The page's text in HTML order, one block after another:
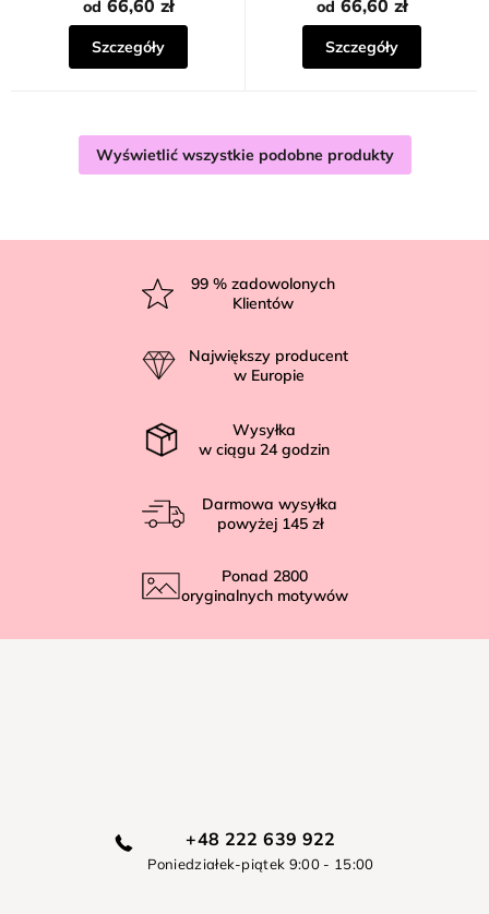
od 66,60 zł
Szczegóły
od 66,60 zł
Szczegóły
Wyświetlić wszystkie podobne produkty
99 % zadowolonych
Klientów
Największy producent
w Europie
Wysyłka
w ciągu 24 godzin
Darmowa wysyłka
powyżej 145 zł
Ponad 2800
oryginalnych motywów
+48 222 639 922
Poniedziałek-piątek 9:00 - 15:00